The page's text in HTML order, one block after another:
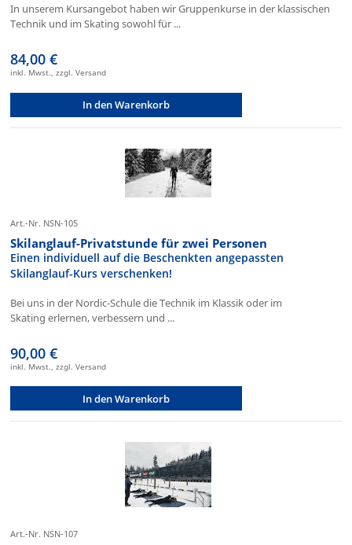
In unserem Kursangebot haben wir Gruppenkurse in der klassischen
Technik und im Skating sowohl für ...
84,00 €
inkl. Mwst., zzgl. Versand
In den Warenkorb
Art.-Nr. NSN-105
Skilanglauf-Privatstunde für zwei Personen
Einen individuell auf die Beschenkten angepassten
Skilanglauf-Kurs verschenken!
Bei uns in der Nordic-Schule die Technik im Klassik oder im
Skating erlernen, verbessern und ...
90,00 €
inkl. Mwst., zzgl. Versand
In den Warenkorb
Art.-Nr. NSN-107